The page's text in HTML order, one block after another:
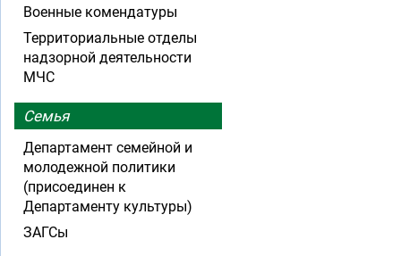
Военные комендатуры
Территориальные отделы
надзорной деятельности
МЧС
Семья
Департамент семейной и
молодежной политики
(присоединен к
Департаменту культуры)
ЗАГСы